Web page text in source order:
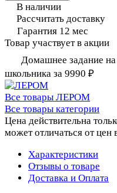
В наличии
Рассчитать доставку
Гарантия 12 мес
Товар участвует в акции
Домашнее задание
школьника за 9990 ₽
Все товары ЛЕРОМ
Все товары категории
Цена действительна
может отличаться от цен
Характеристики
Отзывы о товаре
Доставка и Оплата